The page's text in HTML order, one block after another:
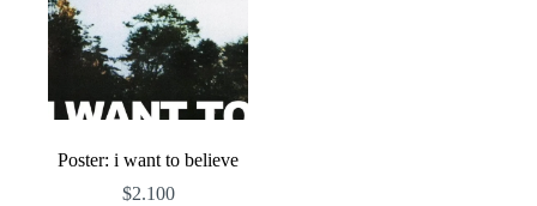
Poster: i want to believe
$2.100